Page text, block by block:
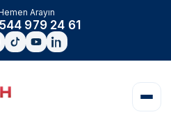
Arayın
979 24 61